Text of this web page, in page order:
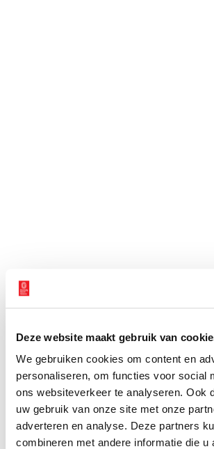
Deze website maakt gebruik van
We gebruiken cookies om content en
personaliseren, om functies voor social
ons websiteverkeer te analyseren. Ook
uw gebruik van onze site met onze
adverteren en analyse. Deze partners
combineren met andere informatie die